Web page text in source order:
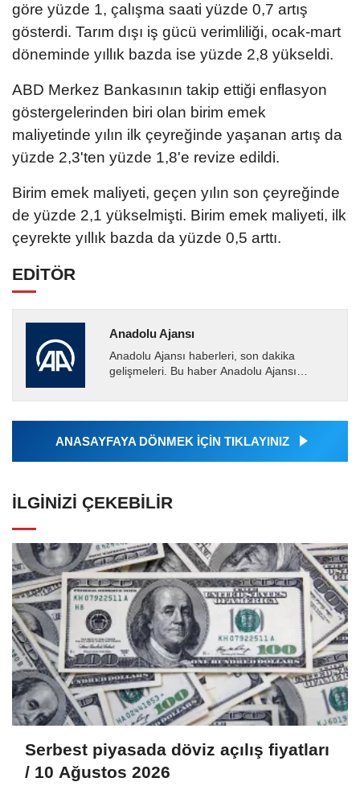
göre yüzde 1, çalışma saati yüzde 0,7 artış
gösterdi. Tarım dışı iş gücü verimliliği, ocak-mart
döneminde yıllık bazda ise yüzde 2,8 yükseldi.
ABD Merkez Bankasının takip ettiği enflasyon
göstergelerinden biri olan birim emek
maliyetinde yılın ilk çeyreğinde yaşanan artış da
yüzde 2,3'ten yüzde 1,8'e revize edildi.
Birim emek maliyeti, geçen yılın son çeyreğinde
de yüzde 2,1 yükselmişti. Birim emek maliyeti, ilk
çeyrekte yıllık bazda da yüzde 0,5 arttı.
EDİTÖR
Anadolu Ajansı
Anadolu Ajansı haberleri, son dakika
gelişmeleri. Bu haber Anadolu Ajansı
tarafından geçilen tüm...
ANASAYFAYA DÖNMEK İÇİN TIKLAYINIZ
İLGINIZI ÇEKEBILIR
Serbest piyasada döviz açılış fiyatları
/ 10 Ağustos 2026